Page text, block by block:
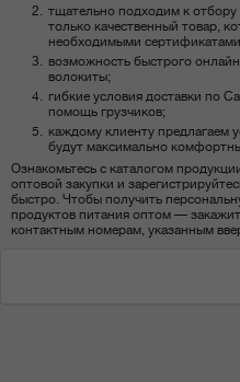
тщательно подходим к
только качественный товар,
необходимыми
возможность быстрого
волокиты;
гибкие условия доставки по
помощь грузчиков;
каждому клиенту предлагаем
будут максимально
Ознакомьтесь с каталогом
оптовой закупки и
быстро. Чтобы получить
продуктов питания оптом —
контактным номерам, указанным